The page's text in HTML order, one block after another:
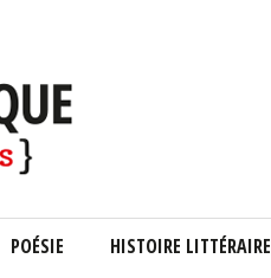
POÉSIE HISTOIRE LITTÉRAIRE